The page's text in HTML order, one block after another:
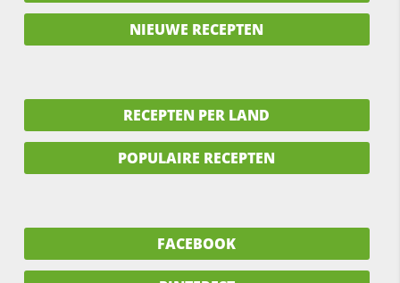
NIEUWE RECEPTEN
RECEPTEN PER LAND
POPULAIRE RECEPTEN
FACEBOOK